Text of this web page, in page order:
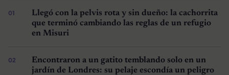
Llegó con la pelvis rota y sin dueño: la cachorrita
que terminó cambiando las reglas de un refugio
en Misuri
Encontraron a un gatito temblando solo en un
jardín de Londres: su pelaje escondía un peligro